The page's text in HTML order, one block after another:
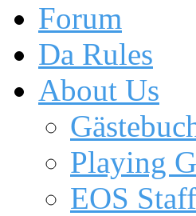
Forum
Da Rules
About Us
Playing
EOS Staff